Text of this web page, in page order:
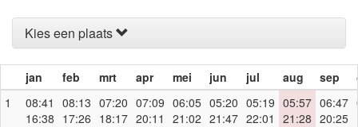
Kies een plaats
jan feb mrt apr mei jun jul aug sep
1
08:41
16:38
08:13
17:26
07:20
18:17
07:09
20:11
06:05
21:02
05:20
21:47
05:19
22:01
05:57
21:28
06:47
20:25